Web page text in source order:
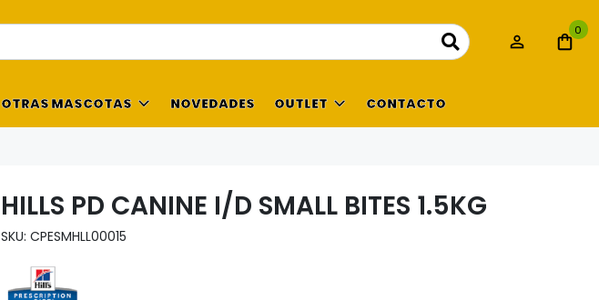
0
OTRAS MASCOTAS NOVEDADES OUTLET CONTACTO
HILLS PD CANINE I/D SMALL BITES 1.5KG
SKU: CPESMHLL00015